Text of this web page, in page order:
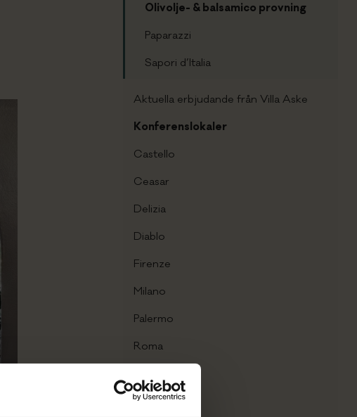
Olivolje- & balsamico provning
Paparazzi
Sapori d’Italia
Aktuella erbjudande från Villa Aske
Konferenslokaler
Castello
Ceasar
Delizia
Diablo
Firenze
Milano
Palermo
Roma
Torino